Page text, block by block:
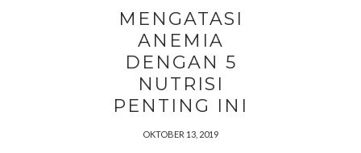
MENGATASI
ANEMIA
DENGAN 5
NUTRISI
PENTING INI
OKTOBER 13, 2019